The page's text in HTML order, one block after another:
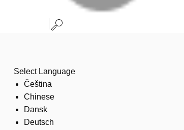
Select Language
Čeština
Chinese
Dansk
Deutsch